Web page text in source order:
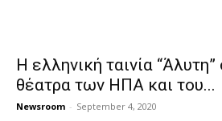
Η ελληνική ταινία
θέατρα των ΗΠΑ και του...
Newsroom - September 4, 2020